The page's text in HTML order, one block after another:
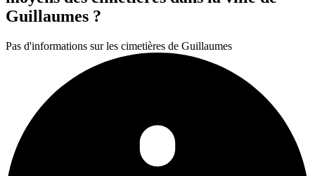
Guillaumes ?
Pas d'informations sur les cimetières de Guillaumes